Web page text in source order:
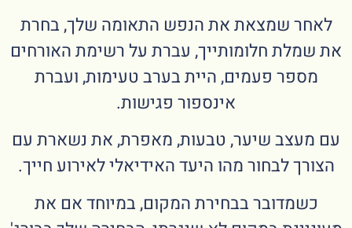
לאחר שמצאת את הנפש התאומה שלך, בחרת
את שמלת חלומותייך, עברת על רשימת האורחים
מספר פעמים, היית בערב טעימות, ועברת
אינספור פגישות.
עם מעצב שיער, טבעות, מאפרת, את נשארת עם
הצורך לבחור מהו היעד האידיאלי לאירוע חייך.
כשמדובר בבחירת המקום, במיוחד אם את